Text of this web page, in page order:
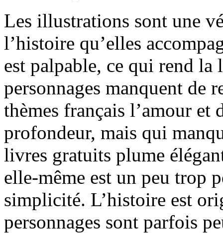
Les illustrations sont une
l’histoire qu’elles
est palpable, ce qui rend la
personnages manquent
thèmes français l’amour et
profondeur, mais qui
livres gratuits plume
elle-même est un peu trop
simplicité. L’histoire est
personnages sont parfois